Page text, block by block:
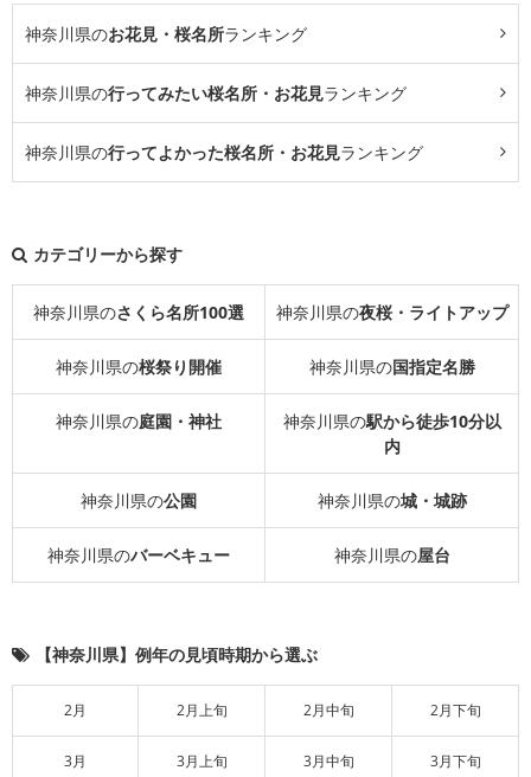
神奈川県のお花見・桜名所ランキング
神奈川県の行ってみたい桜名所・お花見ランキング
神奈川県の行ってよかった桜名所・お花見ランキング
カテゴリーから探す
神奈川県のさくら名所100選 神奈川県の夜桜・ライトアップ
神奈川県の桜祭り開催 神奈川県の国指定名勝
神奈川県の庭園・神社 神奈川県の駅から徒歩10分以
内
神奈川県の公園 神奈川県の城・城跡
神奈川県のバーベキュー 神奈川県の屋台
【神奈川県】例年の見頃時期から選ぶ
2月 2月上旬 2月中旬 2月下旬
3月 3月上旬 3月中旬 3月下旬